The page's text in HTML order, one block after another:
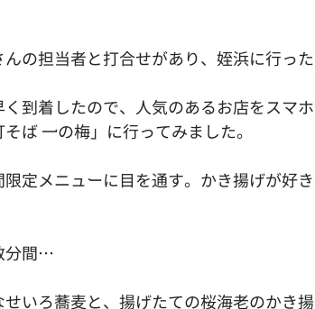
の担当者と打合せがあり、姪浜に行った
到着したので、人気のあるお店をスマ
ば 一の梅」に行ってみました。
定メニューに目を通す。かき揚げが好
分間…
いろ蕎麦と、揚げたての桜海老のかき